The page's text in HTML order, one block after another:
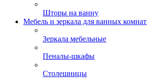
Шторы на ванну
Мебель и зеркала для ванных комнат
Зеркала мебельные
Пеналы-шкафы
Столешницы